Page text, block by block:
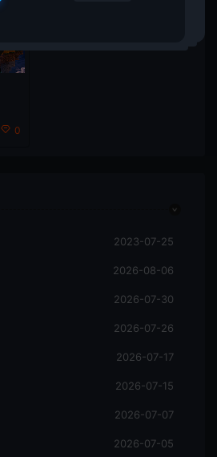
0
2023-07-25
2026-08-06
2026-07-30
2026-07-26
2026-07-17
2026-07-15
2026-07-07
2026-07-05